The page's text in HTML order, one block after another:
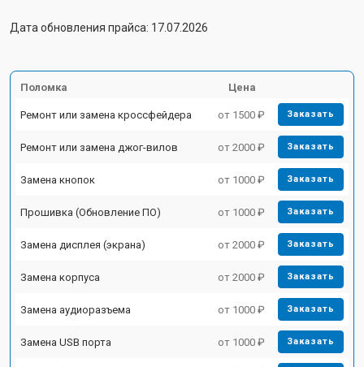
Дата обновления прайса: 17.07.2026
Поломка Цена
Ремонт или замена кроссфейдера от 1500 ₽ Заказать
Ремонт или замена джог-вилов от 2000 ₽ Заказать
Замена кнопок от 1000 ₽ Заказать
Прошивка (Обновление ПО) от 1000 ₽ Заказать
Замена дисплея (экрана) от 2000 ₽ Заказать
Замена корпуса от 2000 ₽ Заказать
Замена аудиоразъема от 1000 ₽ Заказать
Замена USB порта от 1000 ₽ Заказать